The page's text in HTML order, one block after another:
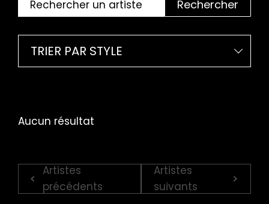
Rechercher
TRIER PAR STYLE
Aucun résultat
Artistes
précédents
Artistes
suivants